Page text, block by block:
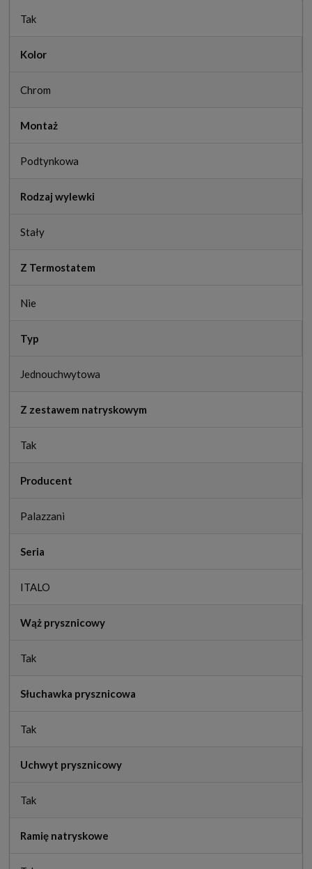
Tak
Kolor
Chrom
Montaż
Podtynkowa
Rodzaj wylewki
Stały
Z Termostatem
Nie
Typ
Jednouchwytowa
Z zestawem natryskowym
Tak
Producent
Palazzani
Seria
ITALO
Wąż prysznicowy
Tak
Słuchawka prysznicowa
Tak
Uchwyt prysznicowy
Tak
Ramię natryskowe